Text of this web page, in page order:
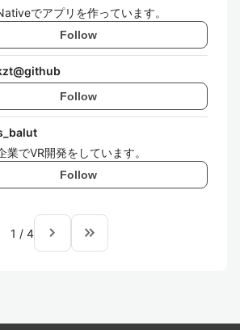
でアプリを作っています。
Follow
Follow
業でVR開発をしています。
Follow
1 / 4 navigate_next keyboard_double_arrow_right